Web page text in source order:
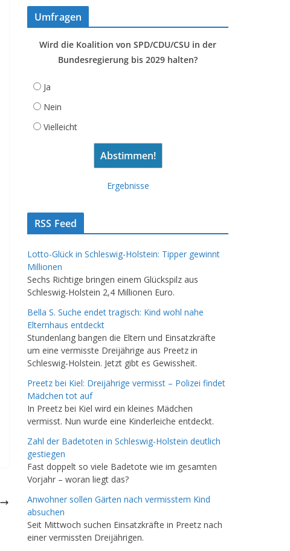
Umfragen
Wird die Koalition von SPD/CDU/CSU in der
Bundesregierung bis 2029 halten?
Ja
Nein
Vielleicht
Ergebnisse
RSS Feed
Lotto-Glück in Schleswig-Holstein: Tipper gewinnt
Millionen
Sechs Richtige bringen einem Glückspilz aus
Schleswig-Holstein 2,4 Millionen Euro.
Bella S. Suche endet tragisch: Kind wohl nahe
Elternhaus entdeckt
Stundenlang bangen die Eltern und Einsatzkräfte
um eine vermisste Dreijährige aus Preetz in
Schleswig-Holstein. Jetzt gibt es Gewissheit.
Preetz bei Kiel: Dreijährige vermisst – Polizei findet
Mädchen tot auf
In Preetz bei Kiel wird ein kleines Mädchen
vermisst. Nun wurde eine Kinderleiche entdeckt.
Zahl der Badetoten in Schleswig-Holstein deutlich
gestiegen
Fast doppelt so viele Badetote wie im gesamten
Vorjahr – woran liegt das?
Anwohner sollen Gärten nach vermisstem Kind
absuchen
Seit Mittwoch suchen Einsatzkräfte in Preetz nach
einer vermissten Dreijährigen.